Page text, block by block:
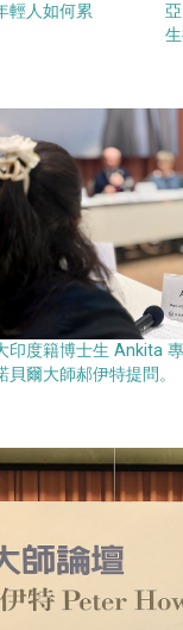
輕人如何累
生
印度籍博士生 Ankita
貝爾大師郝伊特提問。